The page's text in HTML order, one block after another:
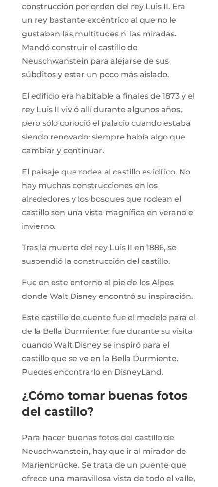
construcción por orden del rey Luis II. Era
un rey bastante excéntrico al que no le
gustaban las multitudes ni las miradas.
Mandó construir el castillo de
Neuschwanstein para alejarse de sus
súbditos y estar un poco más aislado.
El edificio era habitable a finales de 1873 y el
rey Luis II vivió allí durante algunos años,
pero sólo conoció el palacio cuando estaba
siendo renovado: siempre había algo que
cambiar y continuar.
El paisaje que rodea al castillo es idílico. No
hay muchas construcciones en los
alrededores y los bosques que rodean el
castillo son una vista magnífica en verano e
invierno.
Tras la muerte del rey Luis II en 1886, se
suspendió la construcción del castillo.
Fue en este entorno al pie de los Alpes
donde Walt Disney encontró su inspiración.
Este castillo de cuento fue el modelo para el
de la Bella Durmiente: fue durante su visita
cuando Walt Disney se inspiró para el
castillo que se ve en la Bella Durmiente.
Puedes encontrarlo en DisneyLand.
¿Cómo tomar buenas fotos
del castillo?
Para hacer buenas fotos del castillo de
Neuschwanstein, hay que ir al mirador de
Marienbrücke. Se trata de un puente que
ofrece una maravillosa vista de todo el valle,